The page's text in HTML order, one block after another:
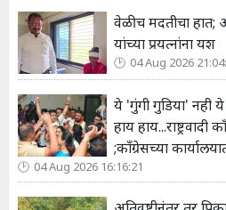
वेळीच मदतीचा हात;
यांच्या प्रयत्नांना यश
04 Aug 2026
ये 'गुंगी गुडिया' नही
हाय
;कॉंग्रेसच्या
04 Aug 2026 16:16:21